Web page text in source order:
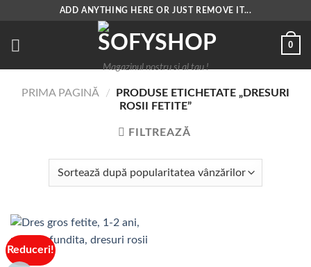
content
ADD ANYTHING HERE OR JUST REMOVE IT...
Magazinul nostru si al tau !
0
PRIMA PAGINĂ /
PRODUSE ETICHETATE „DRESURI
ROSII FETITE”
FILTREAZĂ
Reduceri!